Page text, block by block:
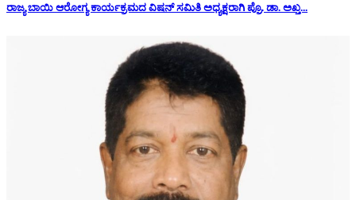
ರಾಜ್ಯ ಬಾಯಿ ಆರೋಗ್ಯ ಕಾರ್ಯಕ್ರಮದ ವಿಷನ್ ಸಮಿತಿ ಅಧ್ಯಕ್ಷರಾಗಿ ಪ್ರೊ. ಡಾ. ಅಖ್ತ...